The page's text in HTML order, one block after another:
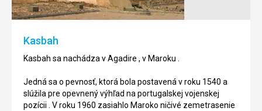
Kasbah
Kasbah sa nachádza v Agadire , v Maroku .
Jedná sa o pevnosť, ktorá bola postavená v roku 1540 a
slúžila pre opevnený výhľad na portugalskej vojenskej
pozícii . V roku 1960 zasiahlo Maroko ničivé zemetrasenie
centrum
sa
Agadire
Maroku
nachádza
v
Maroku
Jedná